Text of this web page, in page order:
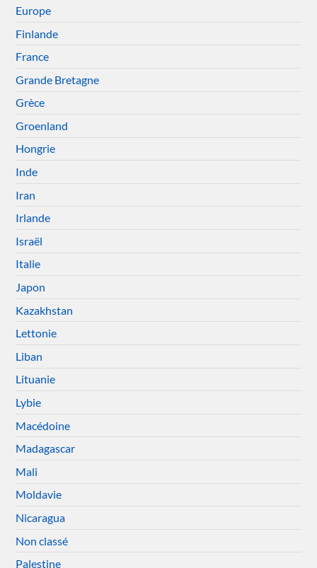
Europe
Finlande
France
Grande Bretagne
Grèce
Groenland
Hongrie
Inde
Iran
Irlande
Israël
Italie
Japon
Kazakhstan
Lettonie
Liban
Lituanie
Lybie
Macédoine
Madagascar
Mali
Moldavie
Nicaragua
Non classé
Palestine